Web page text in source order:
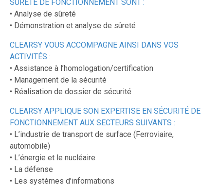
SÛRETÉ DE FONCTIONNEMENT SONT :
• Analyse de sûreté
• Démonstration et analyse de sûreté
CLEARSY VOUS ACCOMPAGNE AINSI DANS VOS
ACTIVITÉS :
• Assistance à l’homologation/certification
• Management de la sécurité
• Réalisation de dossier de sécurité
CLEARSY APPLIQUE SON EXPERTISE EN SÉCURITÉ DE
FONCTIONNEMENT AUX SECTEURS SUIVANTS :
• L’industrie de transport de surface (Ferroviaire,
automobile)
• L’énergie et le nucléaire
• La défense
• Les systèmes d’informations